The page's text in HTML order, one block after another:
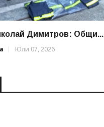
Димитров: Общи...
Юли 07, 2026